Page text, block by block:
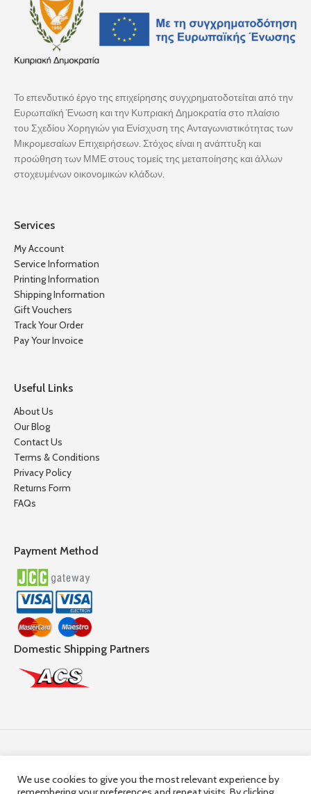
Το επενδυτικό έργο της επιχείρησης συγχρηματοδοτείται από την
Ευρωπαϊκή Ένωση και την Κυπριακή Δημοκρατία στο πλαίσιο
του Σχεδίου Χορηγιών για Ενίσχυση της Ανταγωνιστικότητας των
Μικρομεσαίων Επιχειρήσεων. Στόχος είναι η ανάπτυξη και
προώθηση των ΜΜΕ στους τομείς της μεταποίησης και άλλων
στοχευμένων οικονομικών κλάδων.
Services
My Account
Service Information
Printing Information
Shipping Information
Gift Vouchers
Track Your Order
Pay Your Invoice
Useful Links
About Us
Our Blog
Contact Us
Terms & Conditions
Privacy Policy
Returns Form
FAQs
Payment Method
Domestic Shipping Partners
We use cookies to give you the most relevant experience by